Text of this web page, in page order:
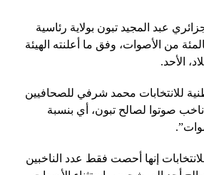
عبد المجيد تبون بولاية رئاسية
بنسبة تقارب 95 بالمئة من الأصوات، وفق ما أعلنته الهيئة
الأحد.
للانتخابات محمد شرفي للصحافيين
5.3 مليون ناخب صوتوا لصالح تبون، أي بنسبة
إنها أحصت فقط عدد الناخبين